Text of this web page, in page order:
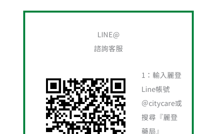
LINE@
諮詢客服
1：輸入麗登
Line帳號
＠citycare或
搜尋『麗登
藥局』